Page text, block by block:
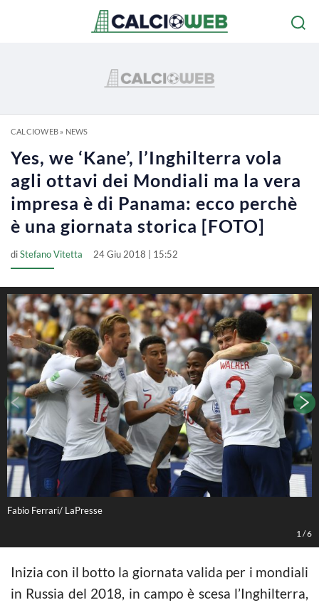
CALCIOWEB» NEWS
Yes, we ‘Kane’, l’Inghilterra vola
agli ottavi dei Mondiali ma la vera
impresa è di Panama: ecco perchè
è una giornata storica [FOTO]
diStefano Vitetta 24 Giu 2018 | 15:52
Fabio Ferrari/ LaPresse
1 /6
Inizia con il botto la giornata valida per i mondiali
in Russia del 2018, in campo è scesa l’Inghilterra,